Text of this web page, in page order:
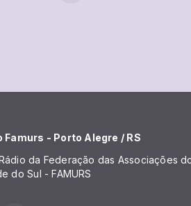
Famurs - Porto Alegre / RS
da Federação das Associações
do Sul - FAMURS